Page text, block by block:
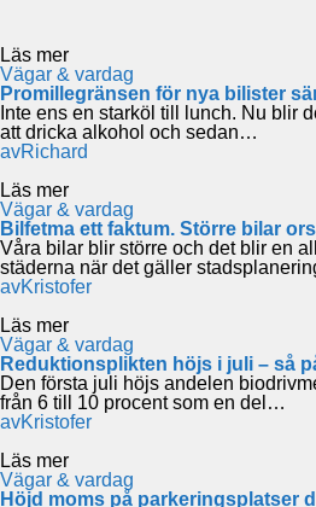
Läs mer
Vägar & vardag
Promillegränsen för nya bilister
Inte ens en starköl till lunch. Nu blir
att dricka alkohol och sedan…
avRichard
Läs mer
Vägar & vardag
Bilfetma ett faktum. Större bilar
Våra bilar blir större och det blir en
städerna när det gäller
avKristofer
Läs mer
Vägar & vardag
Reduktionsplikten höjs i juli – så
Den första juli höjs andelen
från 6 till 10 procent som en del…
avKristofer
Läs mer
Vägar & vardag
Höjd moms på parkeringsplatser